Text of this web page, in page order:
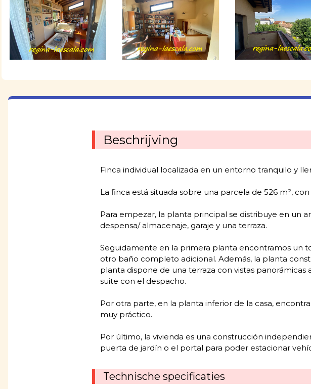
Beschrijving
Finca individual localizada en un entorno tranquilo y
La finca está situada sobre una parcela de 526 m²,
Para empezar, la planta principal se distribuye en un
despensa/ almacenaje, garaje y una terraza.
Seguidamente en la primera planta encontramos un
otro baño completo adicional. Además, la planta
planta dispone de una terraza con vistas
suite con el despacho.
Por otra parte, en la planta inferior de la casa,
muy práctico.
Por último, la vivienda es una construcción
puerta de jardín o el portal para poder estacionar
Technische specificaties